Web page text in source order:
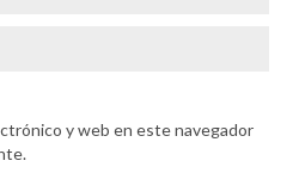
y web en este navegador